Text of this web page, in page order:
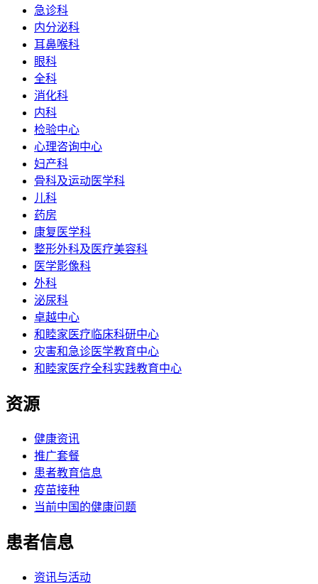
急诊科
内分泌科
耳鼻喉科
眼科
全科
消化科
内科
检验中心
心理咨询中心
妇产科
骨科及运动医学科
儿科
药房
康复医学科
整形外科及医疗美容科
医学影像科
外科
泌尿科
卓越中心
和睦家医疗临床科研中心
灾害和急诊医学教育中心
和睦家医疗全科实践教育中心
资源
健康资讯
推广套餐
患者教育信息
疫苗接种
当前中国的健康问题
患者信息
资讯与活动